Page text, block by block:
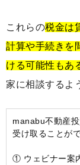
これらの税金は
計算や手続きを
ける可能性もあ
家に相談するよ
manabu不動産
受け取ることが
① ウェビナー案